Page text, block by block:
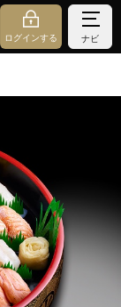
ログインする ナビ